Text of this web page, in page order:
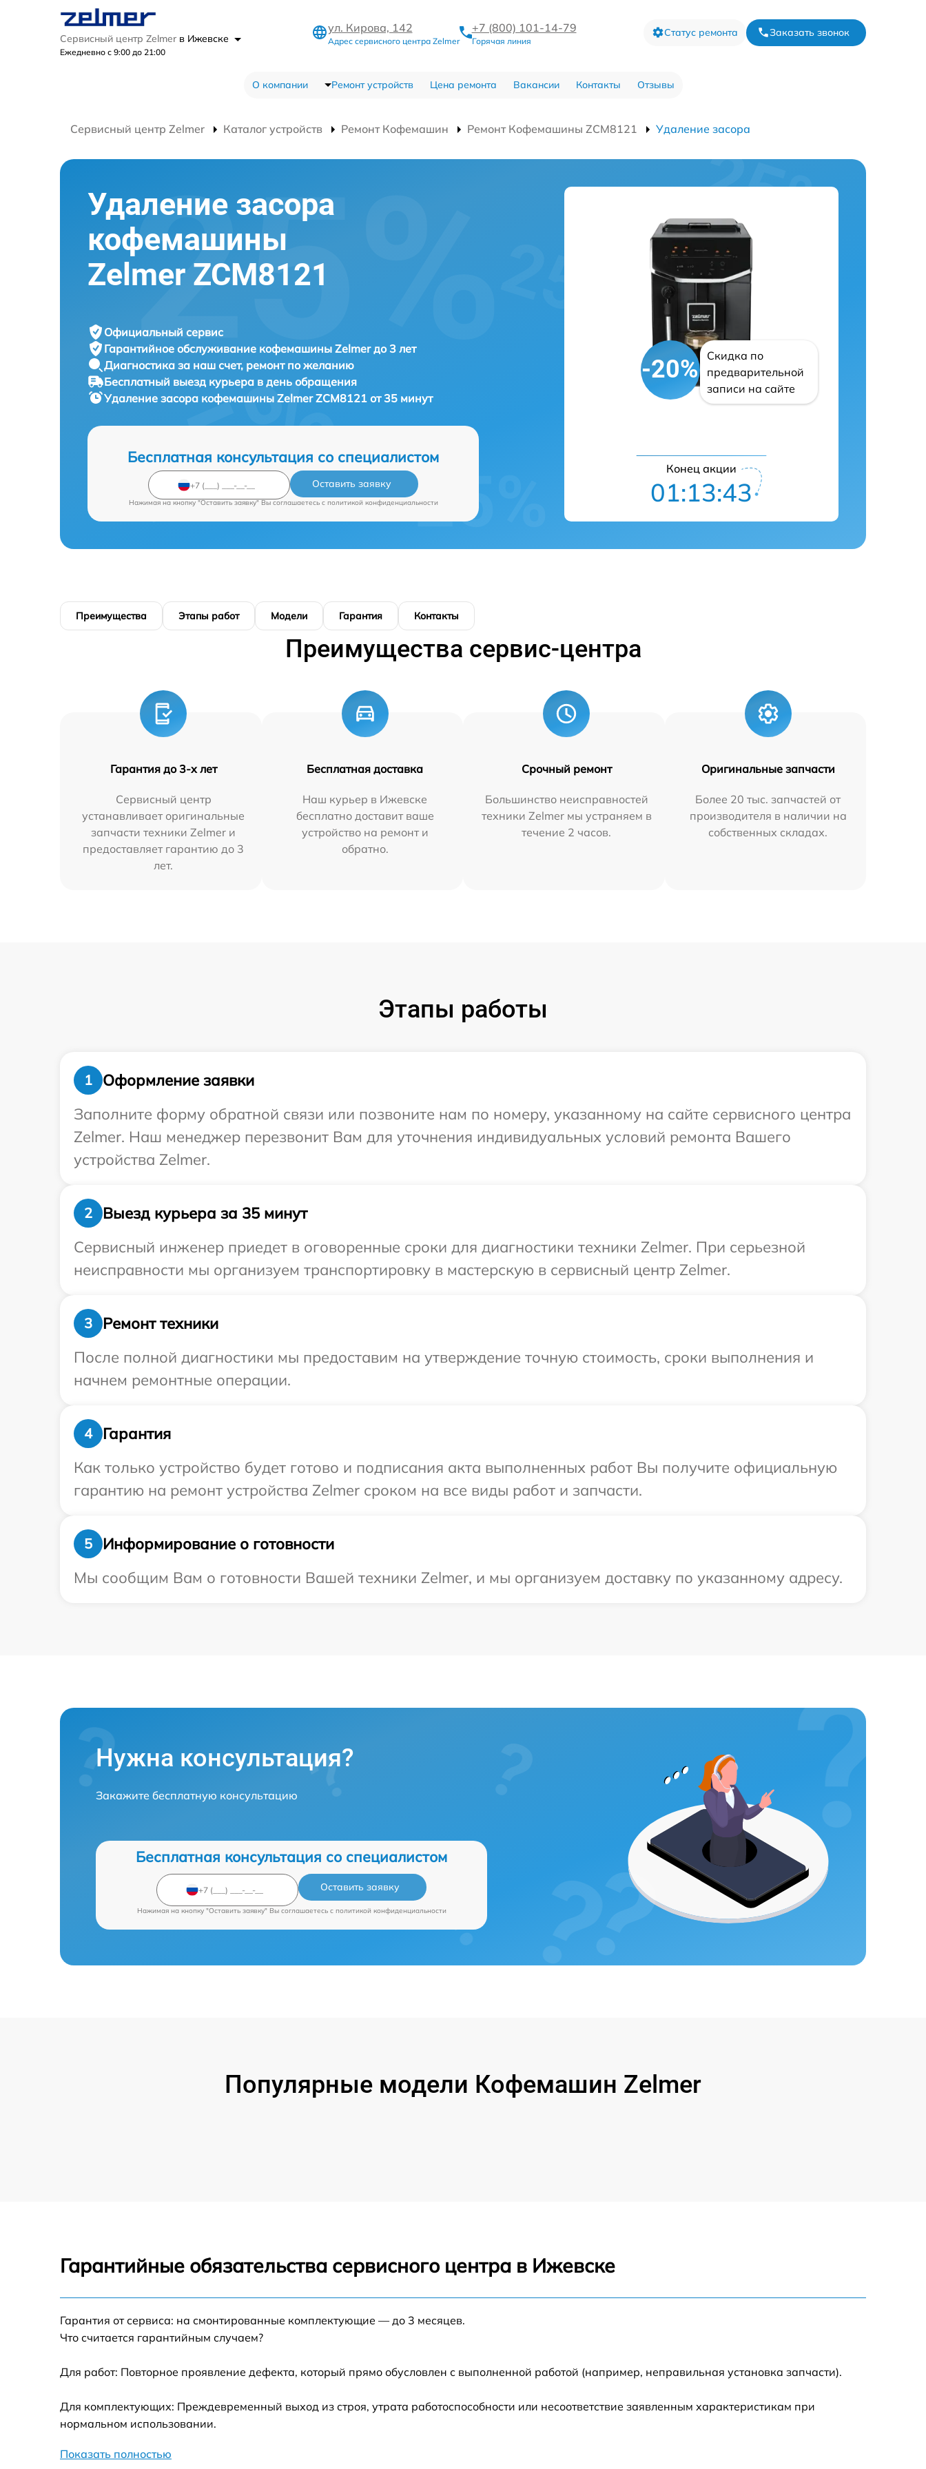
Сервисный центр Zelmer в Ижевске
Ежедневно с 9:00 до 21:00
ул. Кирова, 142
Адрес сервисного центра Zelmer
+7 (800) 101-14-79
Горячая линия
Статус ремонта Заказать звонок
О компании Ремонт устройств Цена ремонта Вакансии Контакты Отзывы
Сервисный центр Zelmer Каталог устройств Ремонт Кофемашин Ремонт Кофемашины ZCM8121 Удаление засора
Удаление засора
кофемашины
Zelmer ZCM8121
Официальный сервис
Гарантийное обслуживание кофемашины Zelmer до 3 лет
Диагностика за наш счет, ремонт по желанию
Бесплатный выезд курьера в день обращения
Удаление засора кофемашины Zelmer ZCM8121 от 35 минут
Бесплатная консультация со специалистом
Оставить заявку
Нажимая на кнопку "Оставить заявку" Вы соглашаетесь c политикой конфиденциальности
-20%
Скидка по
предварительной
записи на сайте
Конец акции
01:13:42
Преимущества Этапы работ Модели Гарантия Контакты
Преимущества сервис-центра
Гарантия до 3-х лет
Сервисный центр
устанавливает оригинальные
запчасти техники Zelmer и
предоставляет гарантию до 3
лет.
Бесплатная доставка
Наш курьер в Ижевске
бесплатно доставит ваше
устройство на ремонт и
обратно.
Срочный ремонт
Большинство неисправностей
техники Zelmer мы устраняем в
течение 2 часов.
Оригинальные запчасти
Более 20 тыс. запчастей от
производителя в наличии на
собственных складах.
Этапы работы
1
Оформление заявки
Заполните форму обратной связи или позвоните нам по номеру, указанному на сайте сервисного центра
Zelmer. Наш менеджер перезвонит Вам для уточнения индивидуальных условий ремонта Вашего
устройства Zelmer.
2
Выезд курьера за 35 минут
Сервисный инженер приедет в оговоренные сроки для диагностики техники Zelmer. При серьезной
неисправности мы организуем транспортировку в мастерскую в сервисный центр Zelmer.
3
Ремонт техники
После полной диагностики мы предоставим на утверждение точную стоимость, сроки выполнения и
начнем ремонтные операции.
4
Гарантия
Как только устройство будет готово и подписания акта выполненных работ Вы получите официальную
гарантию на ремонт устройства Zelmer сроком на все виды работ и запчасти.
5
Информирование о готовности
Мы сообщим Вам о готовности Вашей техники Zelmer, и мы организуем доставку по указанному адресу.
Нужна консультация?
Закажите бесплатную консультацию
Бесплатная консультация со специалистом
Оставить заявку
Нажимая на кнопку "Оставить заявку" Вы соглашаетесь c политикой конфиденциальности
Популярные модели Кофемашин Zelmer
Гарантийные обязательства сервисного центра в Ижевске
Гарантия от сервиса: на смонтированные комплектующие — до 3 месяцев.
Что считается гарантийным случаем?
Для работ: Повторное проявление дефекта, который прямо обусловлен с выполненной работой (например, неправильная установка запчасти).
Для комплектующих: Преждевременный выход из строя, утрата работоспособности или несоответствие заявленным характеристикам при
нормальном использовании.
Показать полностью